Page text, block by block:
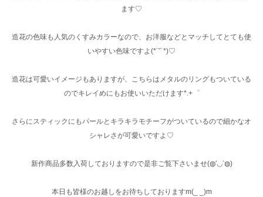
ます♡
造花の色味も人気のくすみカラーなので、お洋服などとマッチしてとても使
いやすい色味ですよ(*˙˘˙*)♡
造花は可愛いイメージもありますが、こちらはメタルのリングもついている
のでキレイめにもお使いいただけます*.+゜
さらにスティックにもパールとキラキラモチーフがついているので細かなオ
シャレさが可愛いですよ♡
新作商品多数入荷しておりますので是非ご覧下さいませ(◍′◡‵◍)
本日も皆様のお越しをお待ちしておりますm(_ _)m